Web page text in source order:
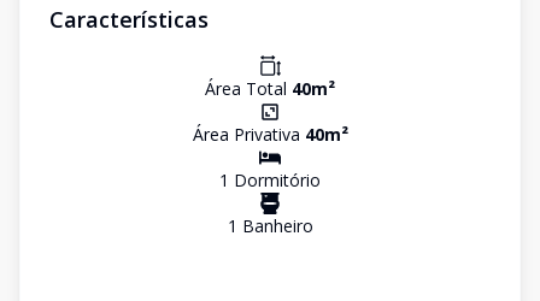
Características
Área Total 40m²
Área Privativa 40m²
1 Dormitório
1 Banheiro